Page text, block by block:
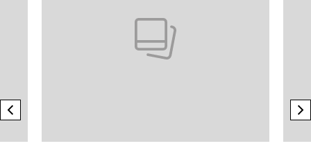
previous element